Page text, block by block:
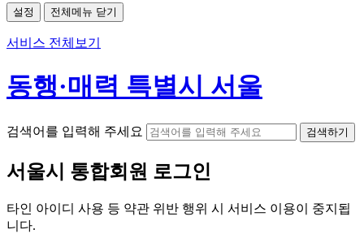
설정 전체메뉴 닫기
서비스 전체보기
동행·매력 특별시 서울
검색어를 입력해 주세요 검색하기
서울시 통합회원 로그인
타인 아이디 사용 등 약관 위반 행위 시 서비스 이용이 중지됩
니다.